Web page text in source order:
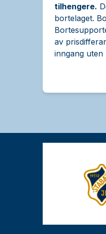
tilhengere.
bortelaget.
av
inngang uten